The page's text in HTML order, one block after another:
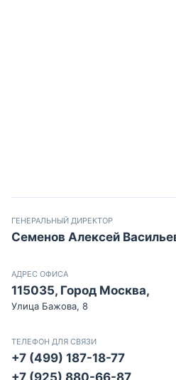
ГЕНЕРАЛЬНЫЙ ДИРЕКТОР
Семенов Алексей
АДРЕС ОФИСА
115035, Город Москва,
Улица Бажова, 8
ТЕЛЕФОН ДЛЯ СВЯЗИ
+7 (499) 187-18-77
+7 (925) 880-66-87